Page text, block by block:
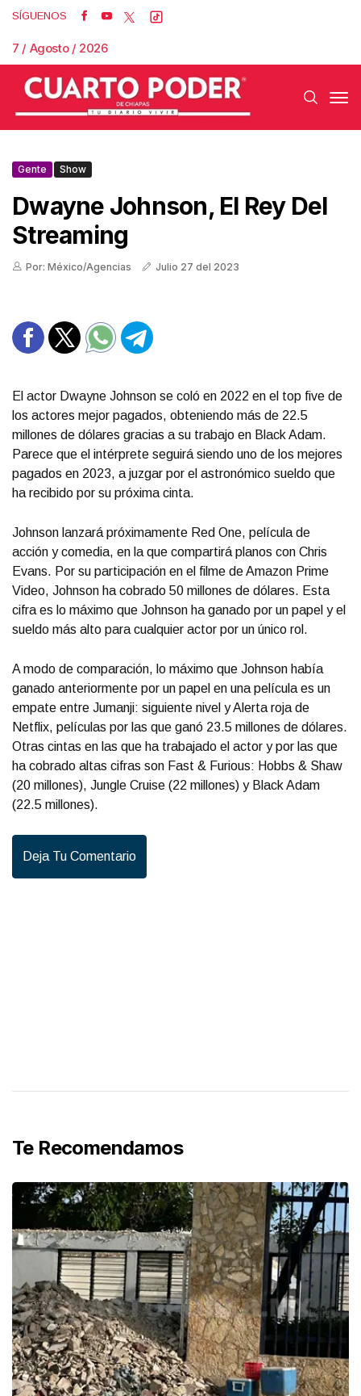
SÍGUENOS
7 / Agosto / 2026
Gente Show
Dwayne Johnson, El Rey Del
Streaming
Por: México/Agencias Julio 27 del 2023
El actor Dwayne Johnson se coló en 2022 en el top five de
los actores mejor pagados, obteniendo más de 22.5
millones de dólares gracias a su trabajo en Black Adam.
Parece que el intérprete seguirá siendo uno de los mejores
pagados en 2023, a juzgar por el astronómico sueldo que
ha recibido por su próxima cinta.
Johnson lanzará próximamente Red One, película de
acción y comedia, en la que compartirá planos con Chris
Evans. Por su participación en el filme de Amazon Prime
Video, Johnson ha cobrado 50 millones de dólares. Esta
cifra es lo máximo que Johnson ha ganado por un papel y el
sueldo más alto para cualquier actor por un único rol.
A modo de comparación, lo máximo que Johnson había
ganado anteriormente por un papel en una película es un
empate entre Jumanji: siguiente nivel y Alerta roja de
Netflix, películas por las que ganó 23.5 millones de dólares.
Otras cintas en las que ha trabajado el actor y por las que
ha cobrado altas cifras son Fast & Furious: Hobbs & Shaw
(20 millones), Jungle Cruise (22 millones) y Black Adam
(22.5 millones).
Deja Tu Comentario
Te Recomendamos